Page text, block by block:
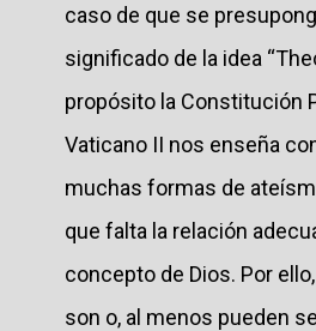
caso de que se
significado de la idea
propósito la Constitución
Vaticano II nos enseña
muchas formas de
que falta la relación
concepto de Dios. Por
son o, al menos pueden